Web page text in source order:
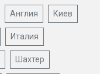
Англия Киев
Италия
Шахтер